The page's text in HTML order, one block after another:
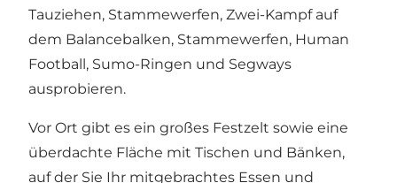
Tauziehen, Stammewerfen, Zwei-Kampf auf
dem Balancebalken, Stammewerfen, Human
Football, Sumo-Ringen und Segways
ausprobieren.
Vor Ort gibt es ein großes Festzelt sowie eine
überdachte Fläche mit Tischen und Bänken,
auf der Sie Ihr mitgebrachtes Essen und